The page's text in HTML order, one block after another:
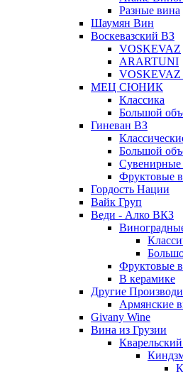
Разные вина
Шаумян Вин
Воскевазский ВЗ
VOSKEVAZ
ARARTUNI
VOSKEVAZ
МЕЦ СЮНИК
Классика
Большой
Гиневан ВЗ
Большой
Сувенирные
Фруктовые
Гордость Нации
Вайк Груп
Веди - Алко ВКЗ
Фруктовые
В керамике
Другие
Армянские
Givany Wine
Вина из Грузии